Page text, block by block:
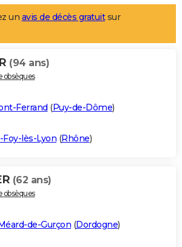
un avis de décès gratuitsur
(94 ans)
obsèques
Ferrand (Puy-de-Dôme)
Foy-lès-Lyon (Rhône)
(62 ans)
obsèques
de-Gurçon (Dordogne)